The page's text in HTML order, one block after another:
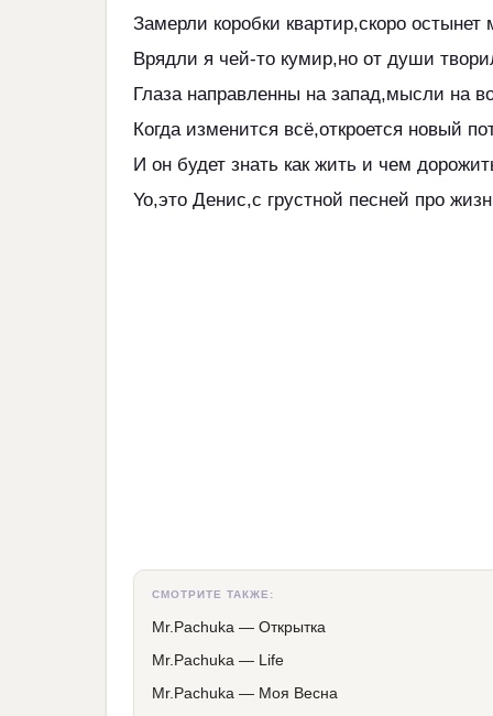
Замерли коробки квартир,скоро остынет
Врядли я чей-то кумир,но от души
Глаза направленны на запад,мысли на
Когда изменится всё,откроется новый
И он будет знать как жить и чем
Yo,это Денис,с грустной песней про
СМОТРИТЕ ТАКЖЕ:
Mr.Pachuka — Открытка
Mr.Pachuka — Life
Mr.Pachuka — Моя Весна